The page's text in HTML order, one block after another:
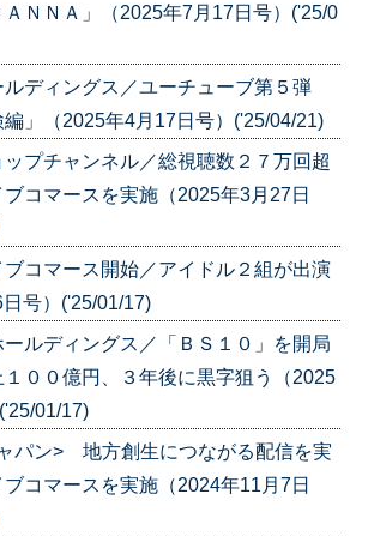
ＡＮＮＡ」（2025年7月17日号）('25/0
ディングス／ユーチューブ第５弾
編」（2025年4月17日号）('25/04/21)
プチャンネル／総視聴数２７万回超
コマースを実施（2025年3月27日
ブコマース開始／アイドル２組が出演
日号）('25/01/17)
ルディングス／「ＢＳ１０」を開局
１００億円、３年後に黒字狙う（2025
01/17)
パン> 地方創生につながる配信を実
コマースを実施（2024年11月7日